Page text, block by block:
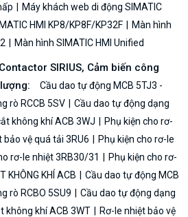
Máy khách web di động SIMATIC
HMI KP8/KP8F/KP32F
Màn hình
Màn hình SIMATIC HMI Unified
SIRIUS, Cảm biến công
Cầu dao tự động MCB 5TJ3 -
rò RCCB 5SV
Cầu dao tự động dạng
không khí ACB 3WJ
Phụ kiện cho rơ-
bảo vệ quá tải 3RU6
Phụ kiện cho rơ-le
rơ-le nhiệt 3RB30/31
Phụ kiện cho rơ-
KHÔNG KHÍ ACB
Cầu dao tự động MCB
rò RCBO 5SU9
Cầu dao tự động dạng
không khí ACB 3WT
Rơ-le nhiệt bảo vệ